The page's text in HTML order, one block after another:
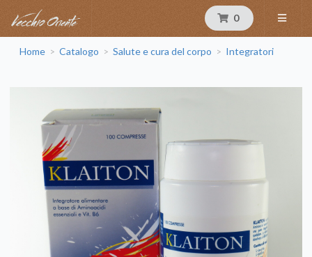
0
Home > Catalogo > Salute e cura del corpo > Integratori